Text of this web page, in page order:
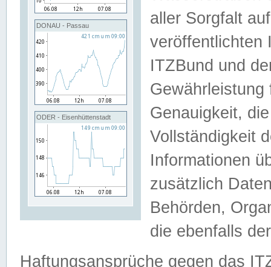
DONAU - Passau
ODER - Eisenhüttenstadt
aller Sorgfalt
veröffentlichten
ITZBund und
Genauigkeit,
Vollständigkeit
Informationen
zusätzlich
Behörden,
die ebenfalls
Haftungsansprüche gegen das